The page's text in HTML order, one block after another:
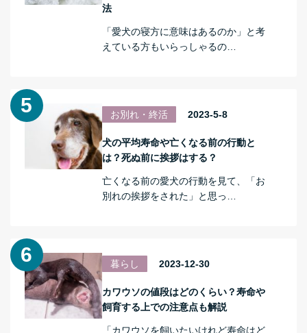
法
「愛犬の寝方に意味はあるのか」と考
えている方もいらっしゃるの…
お別れ・終活 2023-5-8
犬の平均寿命や亡くなる前の行動と
は？死ぬ前に挨拶はする？
亡くなる前の愛犬の行動を見て、「お
別れの挨拶をされた」と思っ…
暮らし 2023-12-30
カワウソの値段はどのくらい？寿命や
飼育する上での注意点も解説
「カワウソを飼いたいけれど寿命はど